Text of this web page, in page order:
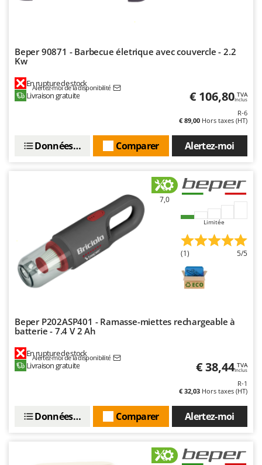
Beper 90871 - Barbecue életrique avec couvercle - 2.2
Kw
En rupture de stock
Alertez-moi de la disponibilité
Livraison gratuite € 106,80 TVA
Inclus
R-6
€ 89,00 Hors taxes (HT)
Alertez-moi
Comparer
Données techniques
7,0
Limitée
(1) 5/5
Beper P202ASP401 - Ramasse-miettes rechargeable à
batterie - 7.4 V 2 Ah
En rupture de stock
Alertez-moi de la disponibilité
Livraison gratuite € 38,44 TVA
Inclus
R-1
€ 32,03 Hors taxes (HT)
Alertez-moi
Comparer
Données techniques